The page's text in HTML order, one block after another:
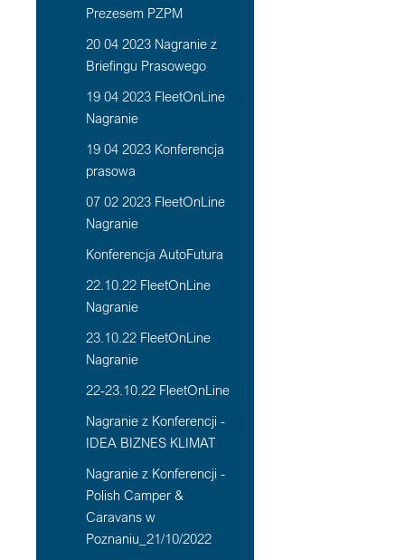
Prezesem PZPM
20 04 2023 Nagranie z
Briefingu Prasowego
19 04 2023 FleetOnLine
Nagranie
19 04 2023 Konferencja
prasowa
07 02 2023 FleetOnLine
Nagranie
Konferencja AutoFutura
22.10.22 FleetOnLine
Nagranie
23.10.22 FleetOnLine
Nagranie
22-23.10.22 FleetOnLine
Nagranie z Konferencji -
IDEA BIZNES KLIMAT
Nagranie z Konferencji -
Polish Camper &
Caravans w
Poznaniu_21/10/2022